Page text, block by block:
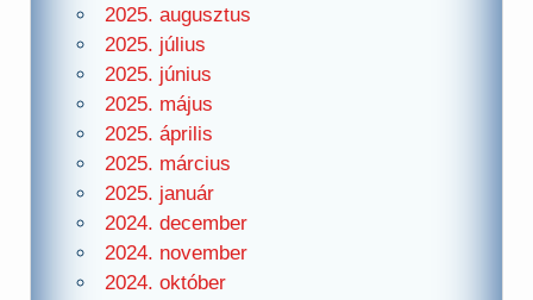
2025. augusztus
2025. július
2025. június
2025. május
2025. április
2025. március
2025. január
2024. december
2024. november
2024. október